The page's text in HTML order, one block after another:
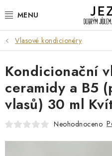
na
DÁRKOVÉ SADY
TRVANLIVÉ
DROGERIE A KOSMETIKA
NÁPOJE
Vlasové kondicionéry
Kondicionační
ceramidy a B5
vlasů) 30 ml
Neohodnoceno